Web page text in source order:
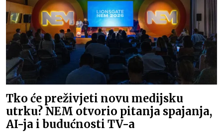
Tko će preživjeti novu medijsku
utrku? NEM otvorio pitanja spajanja,
AI-ja i budućnosti TV-a